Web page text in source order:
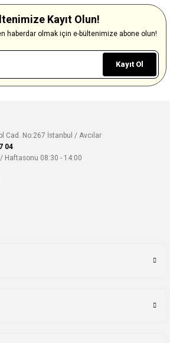
Kayıt Olun!
haberdar olmak için e-bültenimize abone olun!
Kayıt Ol
Cad. No:267 İstanbul / Avcılar
04
Haftasonu 08:30 - 14:00